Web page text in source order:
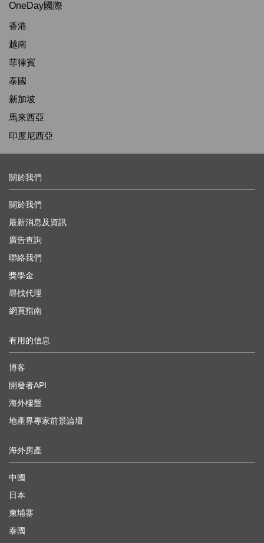
OneDay國際
香港
越南
菲律賓
泰國
新加坡
馬來西亞
印度尼西亞
關於我們
關於我們
最新消息及資訊
廣告查詢
聯絡我們
獎學金
尋找代理
網頁指南
有用的信息
博客
開發者API
海外樓盤
地產界專家前景論壇
海外房產
中國
日本
柬埔寨
泰國